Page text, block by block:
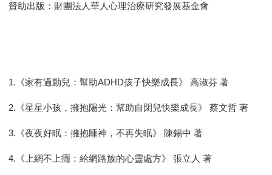
贊助出版：財團法人華人心理治療研究發展基金會
1.《家有過動兒：幫助ADHD孩子快樂成長》 高淑芬 著
2.《星星小孩，擁抱陽光：幫助自閉兒快樂成長》 蔡文哲 著
3.《夜夜好眠：擁抱睡神，不再失眠》 陳錫中 著
4.《上網不上癮：給網路族的心靈處方》 張立人 著